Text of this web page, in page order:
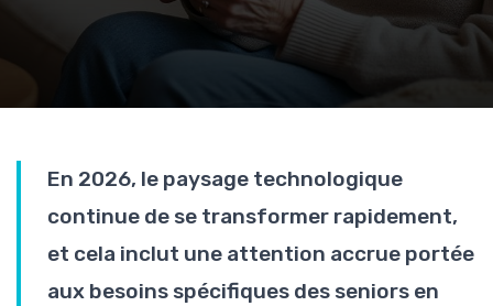
En 2026, le paysage technologique
continue de se transformer rapidement,
et cela inclut une attention accrue portée
aux besoins spécifiques des seniors en